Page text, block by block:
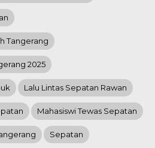
Tangerang
2025
Lalu Lintas Sepatan Rawan
Mahasiswi Tewas Sepatan
Sepatan